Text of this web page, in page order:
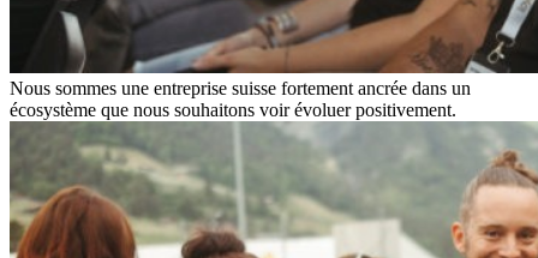
Nous sommes une entreprise suisse fortement ancrée dans un
écosystème que nous souhaitons voir évoluer positivement.